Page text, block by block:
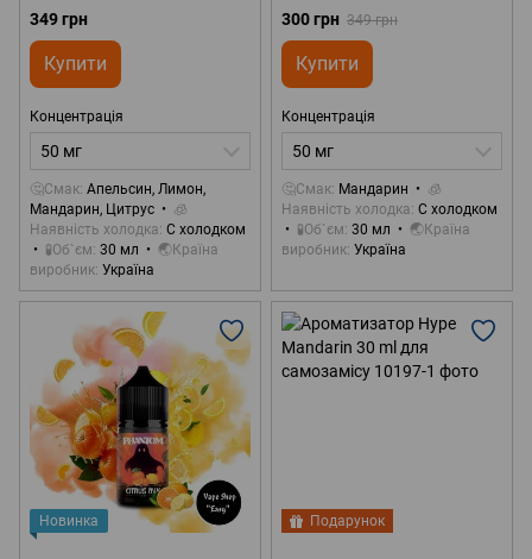
ml 50 mg
349 грн
Купити
Концентрація
50 мг
🤔Смак Апельсин, Лимон,
Мандарин, Цитрус
🧊
Наявність холодка С холодком
🧪Об`єм 30 мл
🌏Країна
виробник Україна
Mandarin 30 ml 50 mg
300 грн 349 грн
Купити
Концентрація
50 мг
🤔Смак Мандарин
🧊
Наявність холодка С холодком
🧪Об`єм 30 мл
🌏Країна
виробник Україна
Новинка Подарунок